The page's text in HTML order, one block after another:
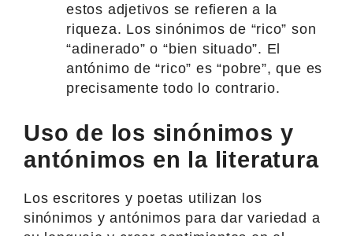
estos adjetivos se refieren a la
riqueza. Los sinónimos de “rico” son
“adinerado” o “bien situado”. El
antónimo de “rico” es “pobre”, que es
precisamente todo lo contrario.
Uso de los sinónimos y
antónimos en la literatura
Los escritores y poetas utilizan los
sinónimos y antónimos para dar variedad a